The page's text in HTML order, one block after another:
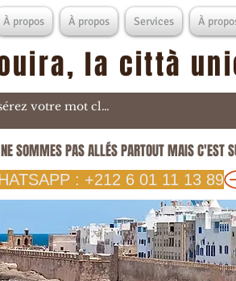
À propos À propos Services À
la città
SOMMES PAS ALLÉS PARTOUT MAIS C'EST